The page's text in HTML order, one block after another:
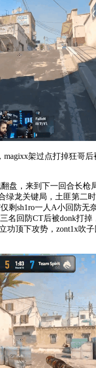
架过点打掉狂哥后
，来到下一回合长枪
绿龙关键局，土匪第二
剩sh1ro一人A小回防
名回防CT后被donk打
功顶下攻势，zont1x